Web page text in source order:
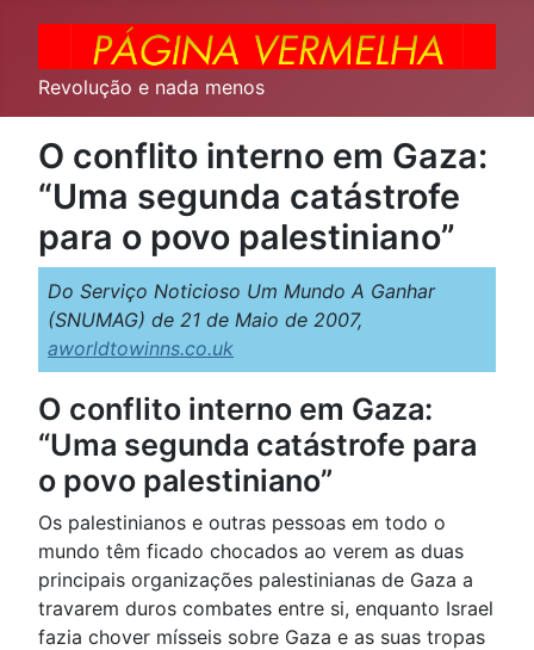
Revolução e nada menos
O conflito interno em Gaza:
“Uma segunda catástrofe
para o povo palestiniano”
Do Serviço Noticioso Um Mundo A Ganhar
(SNUMAG) de 21 de Maio de 2007,
aworldtowinns.co.uk
O conflito interno em Gaza:
“Uma segunda catástrofe para
o povo palestiniano”
Os palestinianos e outras pessoas em todo o
mundo têm ficado chocados ao verem as duas
principais organizações palestinianas de Gaza a
travarem duros combates entre si, enquanto Israel
fazia chover mísseis sobre Gaza e as suas tropas